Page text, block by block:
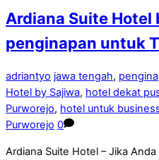
Ardiana Suite Hotel
penginapan untuk
adriantyo jawa tengah,
Hotel by Sajiwa, hotel dekat
Purworejo, hotel untuk
Purworejo 0
Ardiana Suite Hotel – Jika